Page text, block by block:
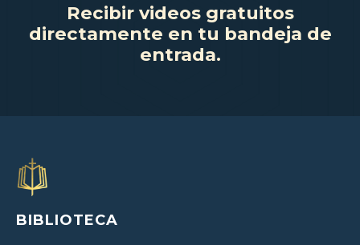
Recibir videos gratuitos
directamente en tu bandeja de
entrada.
BIBLIOTECA